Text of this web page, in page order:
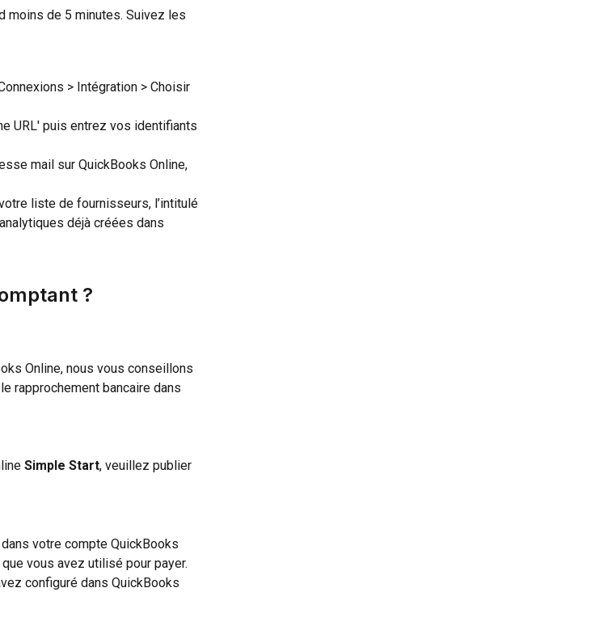
moins de 5 minutes. Suivez les
> Intégration > Choisir
URL' puis entrez vos identifiants
mail sur QuickBooks Online,
liste de fournisseurs, l’intitulé
déjà créées dans
?
Online, nous vous conseillons
rapprochement bancaire dans
Simple Start, veuillez publier
dans votre compte QuickBooks
vous avez utilisé pour payer.
configuré dans QuickBooks